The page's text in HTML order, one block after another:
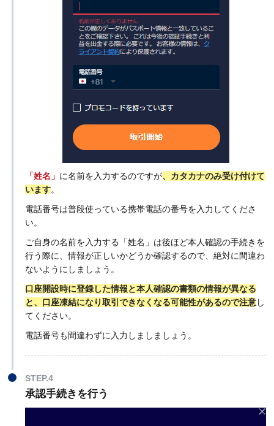
「姓名」 に名前を入力するのですが、カタカナのみ受け付けて
います。
電話番号は普段使っている携帯電話の番号を入力してくださ
い。
ご自身の名前を入力する「姓名」は後ほど本人確認の手続きを
行う際に、情報が正しいかどうか確認するので、絶対に間違わ
ないようにしましょう。
口座開設時に登録した情報と本人確認の書類の情報が異なる
と、口座凍結になり取引できなくなる可能性があるので注意し
てください。
電話番号も間違わずに入力しましましょう。
STEP.4
承認手続きを行う